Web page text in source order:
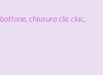
bottone chiusura clic clac